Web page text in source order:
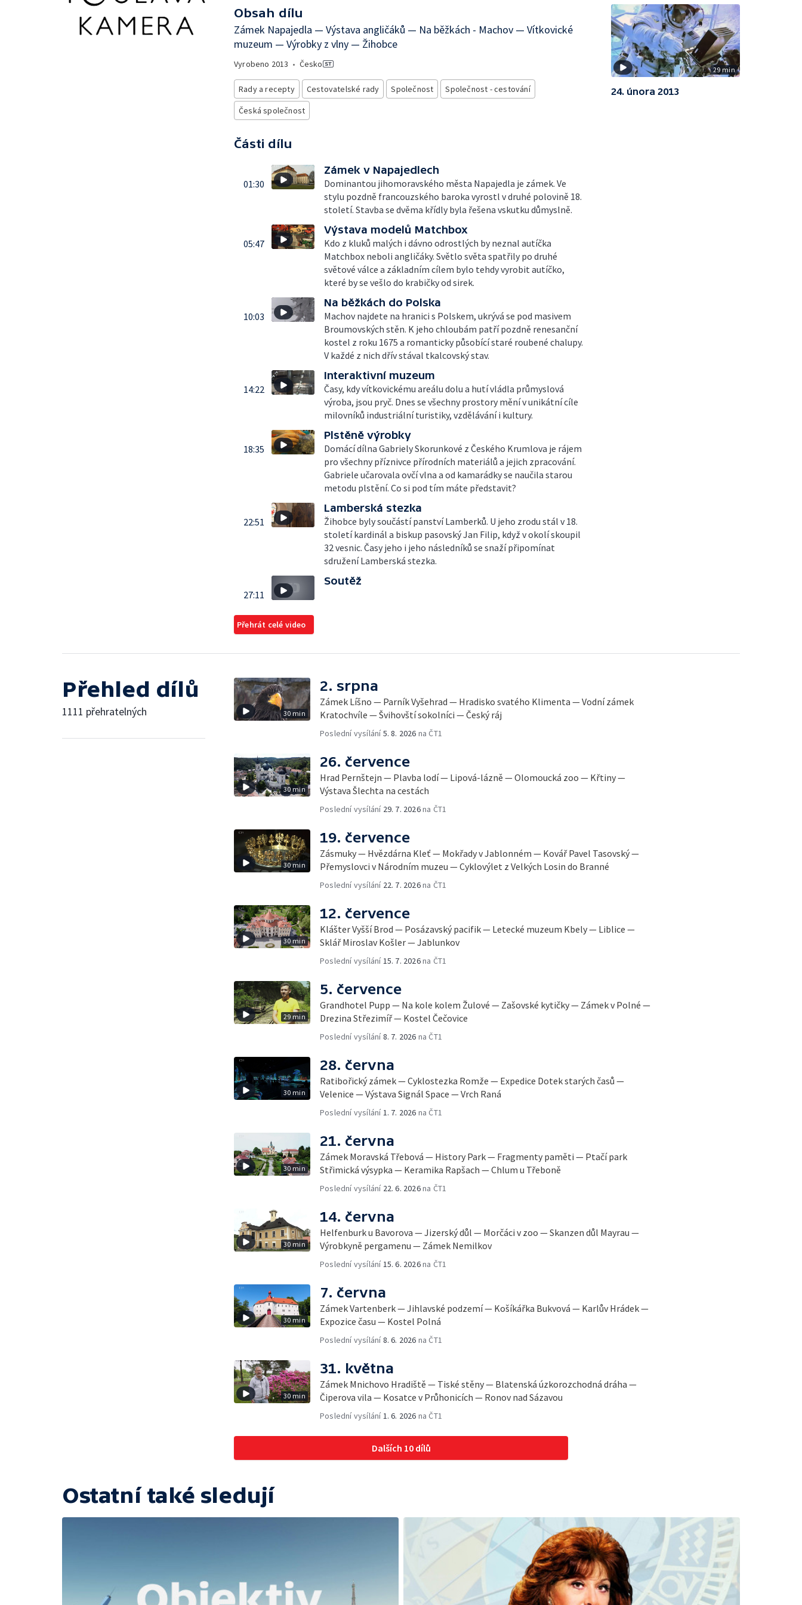
Obsah dílu
Zámek Napajedla — Výstava angličáků — Na běžkách - Machov — Vítkovické
muzeum — Výrobky z vlny — Žihobce
Vyrobeno 2013 • Česko
Rady a recepty Cestovatelské rady Společnost
Společnost - cestování
Česká společnost
Části dílu
01:30
Zámek v Napajedlech
Dominantou jihomoravského města Napajedla je zámek. Ve
stylu pozdně francouzského baroka vyrostl v druhé polovině 18.
století. Stavba se dvěma křídly byla řešena vskutku důmyslně.
05:47
Výstava modelů Matchbox
Kdo z kluků malých i dávno odrostlých by neznal autíčka
Matchbox neboli angličáky. Světlo světa spatřily po druhé
světové válce a základním cílem bylo tehdy vyrobit autíčko,
které by se vešlo do krabičky od sirek.
10:03
Na běžkách do Polska
Machov najdete na hranici s Polskem, ukrývá se pod masivem
Broumovských stěn. K jeho chloubám patří pozdně renesanční
kostel z roku 1675 a romanticky působící staré roubené chalupy.
V každé z nich dřív stával tkalcovský stav.
14:22
Interaktivní muzeum
Časy, kdy vítkovickému areálu dolu a hutí vládla průmyslová
výroba, jsou pryč. Dnes se všechny prostory mění v unikátní cíle
milovníků industriální turistiky, vzdělávání i kultury.
18:35
Plstěně výrobky
Domácí dílna Gabriely Skorunkové z Českého Krumlova je rájem
pro všechny příznivce přírodních materiálů a jejich zpracování.
Gabriele učarovala ovčí vlna a od kamarádky se naučila starou
metodu plstění. Co si pod tím máte představit?
22:51
Lamberská stezka
Žihobce byly součástí panství Lamberků. U jeho zrodu stál v 18.
století kardinál a biskup pasovský Jan Filip, když v okolí skoupil
32 vesnic. Časy jeho i jeho následníků se snaží připomínat
sdružení Lamberská stezka.
27:11
Soutěž
Přehrát celé video
29 min
24. února 2013
Přehled dílů
1111 přehratelných 30 min
2. srpna
Zámek Líšno — Parník Vyšehrad — Hradisko svatého Klimenta — Vodní zámek
Kratochvíle — Švihovští sokolníci — Český ráj
Poslední vysílání5. 8. 2026 na ČT1
30 min
26. července
Hrad Pernštejn — Plavba lodí — Lipová-lázně — Olomoucká zoo — Křtiny —
Výstava Šlechta na cestách
Poslední vysílání 29. 7. 2026na ČT1
30 min
19. července
Zásmuky — Hvězdárna Kleť — Mokřady v Jablonném — Kovář Pavel Tasovský —
Přemyslovci v Národním muzeu — Cyklovýlet z Velkých Losin do Branné
Poslední vysílání 22. 7. 2026na ČT1
30 min
12. července
Klášter Vyšší Brod — Posázavský pacifik — Letecké muzeum Kbely — Liblice —
Sklář Miroslav Košler — Jablunkov
Poslední vysílání15. 7. 2026na ČT1
29 min
5. července
Grandhotel Pupp — Na kole kolem Žulové — Zašovské kytičky — Zámek v Polné —
Drezina Střezimíř — Kostel Čečovice
Poslední vysílání8. 7. 2026 na ČT1
30 min
28. června
Ratibořický zámek — Cyklostezka Romže — Expedice Dotek starých časů —
Velenice — Výstava Signál Space — Vrch Raná
Poslední vysílání1. 7. 2026 na ČT1
30 min
21. června
Zámek Moravská Třebová — History Park — Fragmenty paměti — Ptačí park
Střimická výsypka — Keramika Rapšach — Chlum u Třeboně
Poslední vysílání 22. 6. 2026na ČT1
30 min
14. června
Helfenburk u Bavorova — Jizerský důl — Morčáci v zoo — Skanzen důl Mayrau —
Výrobkyně pergamenu — Zámek Nemilkov
Poslední vysílání15. 6. 2026na ČT1
30 min
7. června
Zámek Vartenberk — Jihlavské podzemí — Košíkářka Bukvová — Karlův Hrádek —
Expozice času — Kostel Polná
Poslední vysílání8. 6. 2026 na ČT1
30 min
31. května
Zámek Mnichovo Hradiště — Tiské stěny — Blatenská úzkorozchodná dráha —
Čiperova vila — Kosatce v Průhonicích — Ronov nad Sázavou
Poslední vysílání1. 6. 2026 na ČT1
Dalších 10 dílů
Ostatní také sledují